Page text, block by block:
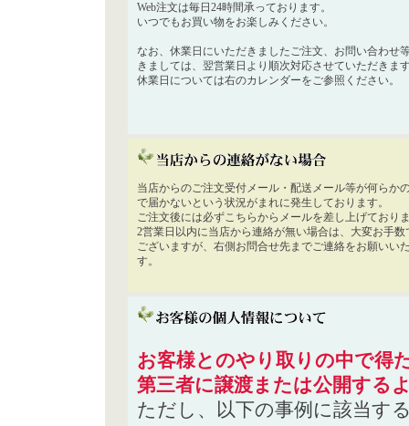
Web注文は毎日24時間承っております。
いつでもお買い物をお楽しみください。
なお、休業日にいただきましたご注文、お問い合わせ
きましては、翌営業日より順次対応させていただきま
休業日については右のカレンダーをご参照ください。
当店からのご注文受付メール・配送メール等が何らか
で届かないという状況がまれに発生しております。
ご注文後には必ずこちらからメールを差し上げており
2営業日以内に当店から連絡が無い場合は、大変お手数
ございますが、右側お問合せ先までご連絡をお願いい
す。
お客様とのやり取りの中で得
第三者に譲渡または公開する
ただし、以下の事例に該当す